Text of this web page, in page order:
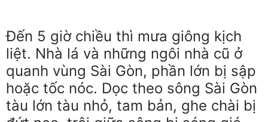
Đến 5 giờ chiều thì mưa giông kịch
liệt. Nhà lá và những ngôi nhà cũ ở
quanh vùng Sài Gòn, phần lớn bị sập
hoặc tốc nóc. Dọc theo sông Sài Gòn
tàu lớn tàu nhỏ, tam bản, ghe chài bị